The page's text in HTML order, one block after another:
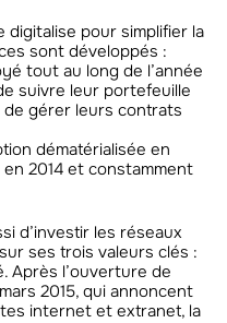
digitalise pour simplifier la
sont développés :
tout au long de l’année
suivre leur portefeuille
gérer leurs contrats
dématérialisée en
2014 et constamment
d’investir les réseaux
ses trois valeurs clés :
Après l’ouverture de
2015, qui annoncent
internet et extranet, la